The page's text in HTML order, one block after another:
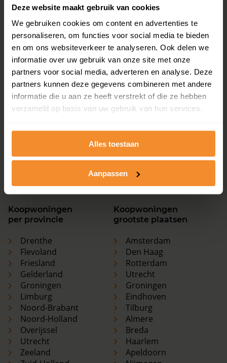
Deze website maakt gebruik van cookies
We gebruiken cookies om content en advertenties te
personaliseren, om functies voor social media te bieden
en om ons websiteverkeer te analyseren. Ook delen we
informatie over uw gebruik van onze site met onze
partners voor social media, adverteren en analyse. Deze
partners kunnen deze gegevens combineren met andere
informatie die u aan ze heeft verstrekt of die ze hebben
verzameld op basis van uw gebruik van hun services.
Alles toestaan
Aanpassen
Woningmarkten
per provincie
Drenthe
Flevoland
Friesland
Gelderland
Groningen
Limburg
Noord-Holland
Grootste
woningmarkten
Amsterdam
Den Haag
Rotterdam
Utrecht
Groningen
Eindhoven
Almere
Breda
Nijmegen
Koopwoningen
per provincie
Drenthe
Flevoland
Friesland
Gelderland
Groningen
Limburg
Noord-Brabant
Noord-Holland
Overijssel
Utrecht
Zeeland
Koopwoningen
grootste plaatsen
Amsterdam
Den Haag
Rotterdam
Utrecht
Groningen
Eindhoven
Tilburg
Almere
Breda
Haarlem
Apeldoorn